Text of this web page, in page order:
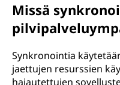
Missä
Synkronointia
jaettujen resurssien
hajautettujen